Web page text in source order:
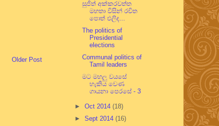
Older Post
සුජිත් අක්කරවත්ත
මහතා විසින් රචිත
පොත් එලිද...
The politics of
Presidential
elections
Communal politics of
Tamil leaders
මට මහලු වයසේ
හැකිය වෙණ
ගායනා පෙරසේ - 3
► Oct 2014 (18)
► Sept 2014 (16)